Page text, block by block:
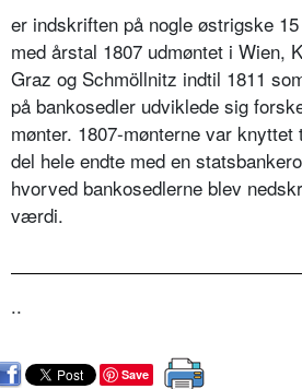
er indskriften på nogle østrigske
med årstal 1807 udmøntet i Wien,
Graz og Schmöllnitz indtil 1811
på bankosedler udviklede sig
mønter. 1807-mønterne var
del hele endte med en
hvorved bankosedlerne blev
værdi.
..
Save